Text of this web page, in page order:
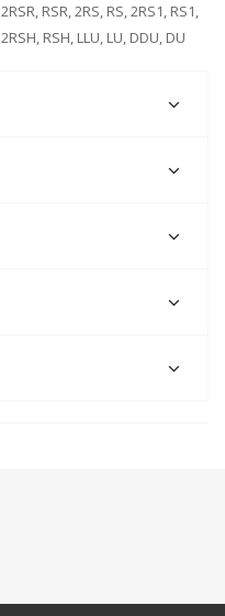
2RSR, RSR, 2RS, RS, 2RS1, RS1,
2RSH, RSH, LLU, LU, DDU, DU